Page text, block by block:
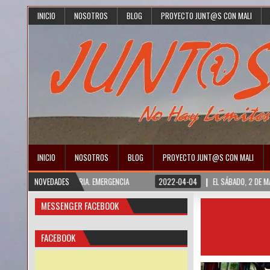
INICIO NOSOTROS BLOG PROYECTO JUNT@S CON MALI
INICIO NOSOTROS BLOG PROYECTO JUNT@S CON MALI
NOVEDADES
TURQUÍA Y SIRIA. EMERGENCIA 2022-04-04 EL SÁBADO, 2 DE MARZO,
MESSENGER FACEBOOK
FACEBOOK